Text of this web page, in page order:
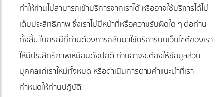
ทำให้ท่านไม่สามารถเข้าบริการจากเราได้ หรืออาจใช้บริการได้ไม่
เต็มประสิทธิภาพ ซึ่งเราไม่มีหน้าที่หรือความรับผิดใด ๆ ต่อท่าน
ทั้งสิ้น ในกรณีที่ท่านต้องการกลับมาใช้บริการบนเว็บไซต์ของเรา
ให้มีประสิทธิภาพเหมือนดังปกติ ท่านอาจจะต้องให้ข้อมูลส่วน
บุคคลแก่เราใหม่ทั้งหมด หรือดำเนินการตามคำแนะนำที่เรา
กำหนดให้ท่านปฏิบัติ